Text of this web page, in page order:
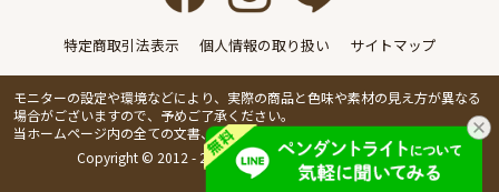
特定商取引法表示 個人情報の取り扱い サイトマップ
モニターの設定や環境などにより、実際の商品と色味や素材の見え方が異なる
場合がございますので、予めご了承ください。
当ホームページ内の全ての文書、画像の無断転載・複製を禁止します。
Copyright © 2012 - 2026 IVillage Inc. All Rights Reserved.